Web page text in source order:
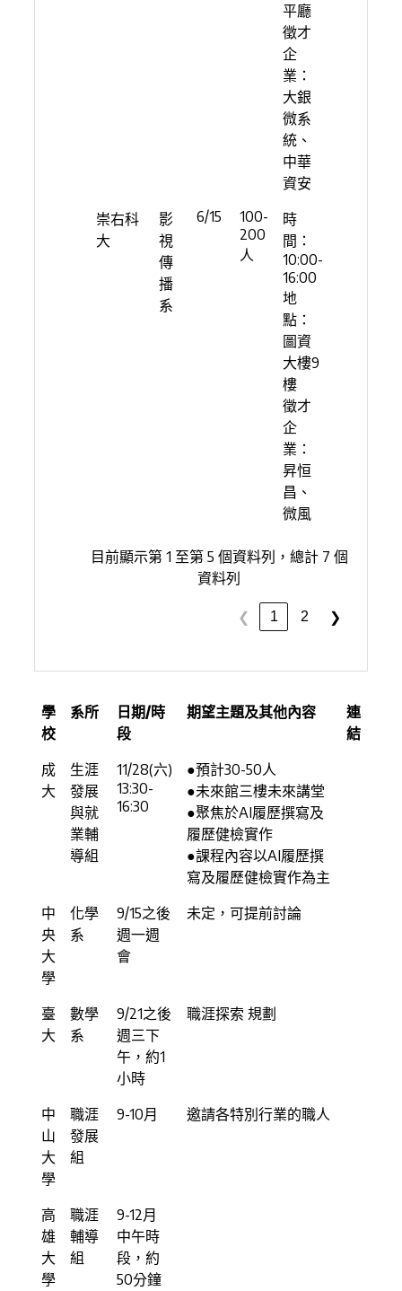
平廳
徵才
企
業：
大銀
微系
統、
中華
資安
崇右科
大
影
視
傳
播
系
6/15
100-
200
人
時
間：
10:00-
16:00
地
點：
圖資
大樓9
樓
徵才
企
業：
昇恒
昌、
微風
目前顯示第 1 至第 5 個資料列，總計 7 個
資料列
❮ 1 2 ❯
學
校
系所
日期/時
段
期望主題及其他內容
連
結
成
大
生涯
發展
與就
業輔
導組
11/28(六)
13:30-
16:30
●預計30-50人
●未來館三樓未來講堂
●聚焦於AI履歷撰寫及
履歷健檢實作
●課程內容以AI履歷撰
寫及履歷健檢實作為主
中
央
大
學
化學
系
9/15之後
週一週
會
未定，可提前討論
臺
大
數學
系
9/21之後
週三下
午，約1
小時
職涯探索 規劃
中
山
大
學
職涯
發展
組
9-10月 邀請各特別行業的職人
高
雄
大
學
職涯
輔導
組
9-12月
中午時
段，約
50分鐘